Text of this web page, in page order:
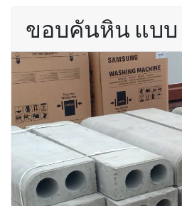
ขอบคันหิน แบบ